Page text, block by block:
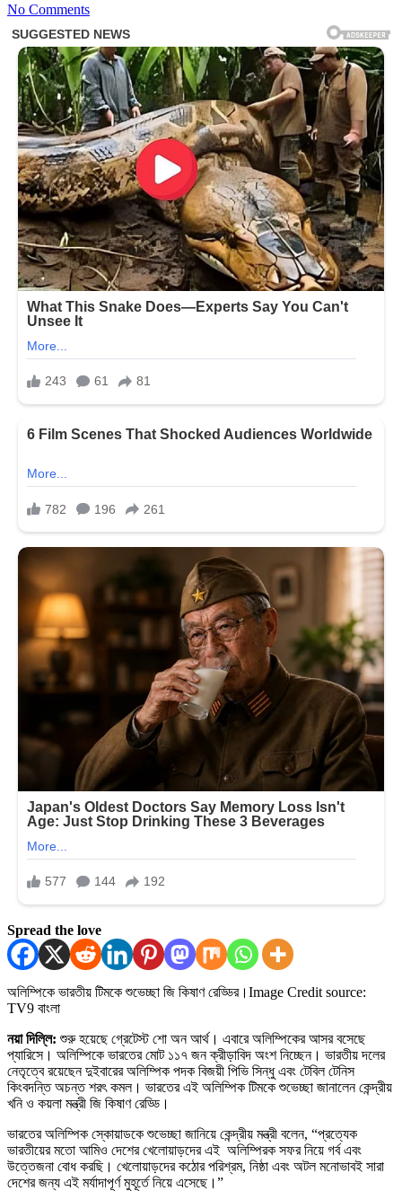
No Comments
Spread the love
অলিম্পিকে ভারতীয় টিমকে শুভেচ্ছা জি কিষাণ রেড্ডির। Image Credit source:
TV9 বাংলা
নয়া দিল্লি: শুরু হয়েছে গ্রেটেস্ট শো অন আর্থ। এবারে অলিম্পিকের আসর বসেছে
প্যারিসে। অলিম্পিকে ভারতের মোট ১১৭ জন ক্রীড়াবিদ অংশ নিচ্ছেন। ভারতীয় দলের
নেতৃত্বে রয়েছেন দুইবারের অলিম্পিক পদক বিজয়ী পিভি সিন্ধু এবং টেবিল টেনিস
কিংবদন্তি অচন্ত শরৎ কমল। ভারতের এই অলিম্পিক টিমকে শুভেচ্ছা জানালেন কেন্দ্রীয়
খনি ও কয়লা মন্ত্রী জি কিষাণ রেড্ডি।
ভারতের অলিম্পিক স্কোয়াডকে শুভেচ্ছা জানিয়ে কেন্দ্রীয় মন্ত্রী বলেন, “প্রত্যেক
ভারতীয়ের মতো আমিও দেশের খেলোয়াড়দের এই অলিম্পিরক সফর নিয়ে গর্ব এবং
উত্তেজনা বোধ করছি। খেলোয়াড়দের কঠোর পরিশ্রম, নিষ্ঠা এবং অটল মনোভাবই সারা
দেশের জন্য এই মর্যাদাপূর্ণ মুহূর্তে নিয়ে এসেছে।”